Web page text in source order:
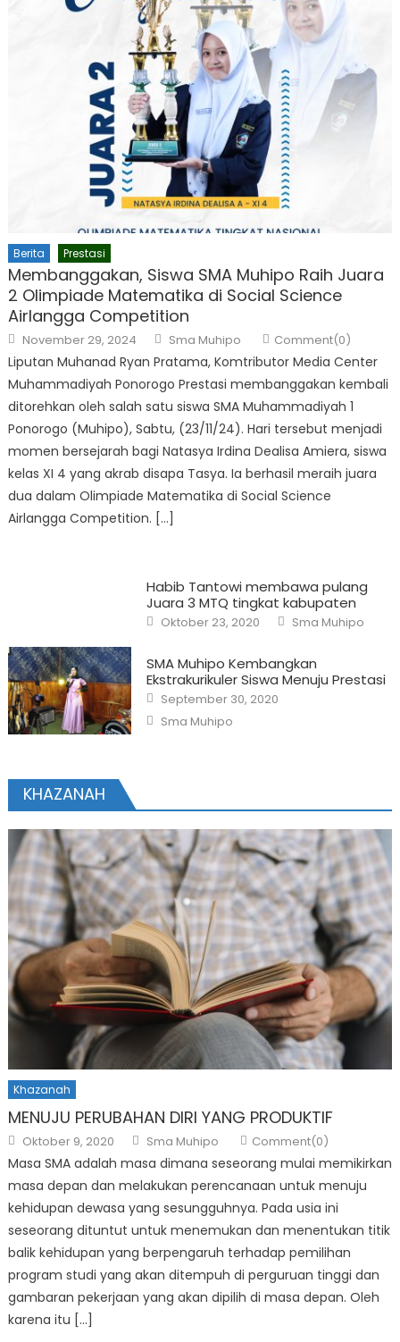
Berita Prestasi
Membanggakan, Siswa SMA Muhipo Raih Juara
2 Olimpiade Matematika di Social Science
Airlangga Competition
Posted
on
November 29, 2024 Author
Sma Muhipo Comment(0)
Liputan Muhanad Ryan Pratama, Komtributor Media Center
Muhammadiyah Ponorogo Prestasi membanggakan kembali
ditorehkan oleh salah satu siswa SMA Muhammadiyah 1
Ponorogo (Muhipo), Sabtu, (23/11/24). Hari tersebut menjadi
momen bersejarah bagi Natasya Irdina Dealisa Amiera, siswa
kelas XI 4 yang akrab disapa Tasya. Ia berhasil meraih juara
dua dalam Olimpiade Matematika di Social Science
Airlangga Competition. […]
Habib Tantowi membawa pulang
Juara 3 MTQ tingkat kabupaten
Posted
on
Oktober 23, 2020 Author
Sma Muhipo
SMA Muhipo Kembangkan
Ekstrakurikuler Siswa Menuju Prestasi
Posted
on
September 30, 2020
Author
Sma Muhipo
KHAZANAH
Khazanah
MENUJU PERUBAHAN DIRI YANG PRODUKTIF
Posted
on
Oktober 9, 2020 Author
Sma Muhipo Comment(0)
Masa SMA adalah masa dimana seseorang mulai memikirkan
masa depan dan melakukan perencanaan untuk menuju
kehidupan dewasa yang sesungguhnya. Pada usia ini
seseorang dituntut untuk menemukan dan menentukan titik
balik kehidupan yang berpengaruh terhadap pemilihan
program studi yang akan ditempuh di perguruan tinggi dan
gambaran pekerjaan yang akan dipilih di masa depan. Oleh
karena itu […]